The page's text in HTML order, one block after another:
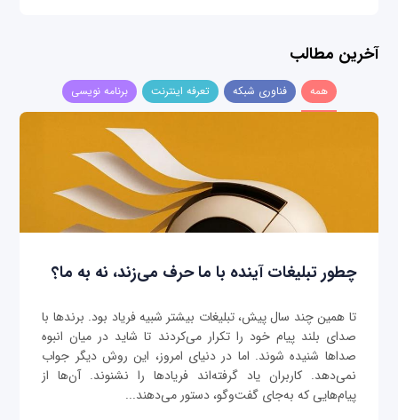
آخرین مطالب
همه فناوری شبکه تعرفه اینترنت برنامه نویسی
چطور تبلیغات آینده با ما حرف می‌زند، نه به ما؟
تا همین چند سال پیش، تبلیغات بیشتر شبیه فریاد بود. برندها با
صدای بلند پیام خود را تکرار می‌کردند تا شاید در میان انبوه
صداها شنیده شوند. اما در دنیای امروز، این روش دیگر جواب
نمی‌دهد. کاربران یاد گرفته‌اند فریادها را نشنوند. آن‌ها از
پیام‌هایی که به‌جای گفت‌وگو، دستور می‌دهند...